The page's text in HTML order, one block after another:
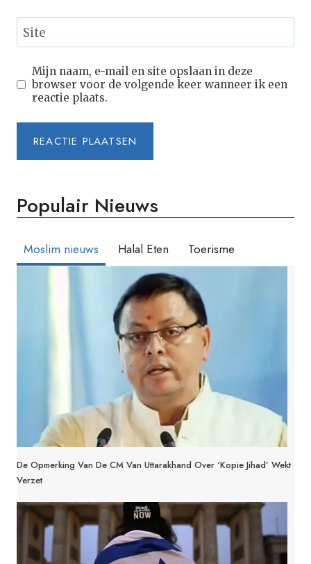
Site
Mijn naam, e-mail en site opslaan in deze
browser voor de volgende keer wanneer ik een
reactie plaats.
Populair Nieuws
Moslim nieuws Halal Eten Toerisme
De Opmerking Van De CM Van Uttarakhand Over ‘kopie Jihad’ Wekt
Verzet